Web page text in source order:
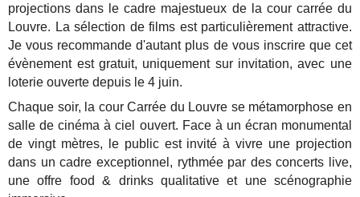
projections dans le cadre majestueux de la cour carrée du
Louvre. La sélection de films est particulièrement attractive.
Je vous recommande d'autant plus de vous inscrire que cet
évènement est gratuit, uniquement sur invitation, avec une
loterie ouverte depuis le 4 juin.
Chaque soir, la cour Carrée du Louvre se métamorphose en
salle de cinéma à ciel ouvert. Face à un écran monumental
de vingt mètres, le public est invité à vivre une projection
dans un cadre exceptionnel, rythmée par des concerts live,
une offre food & drinks qualitative et une scénographie